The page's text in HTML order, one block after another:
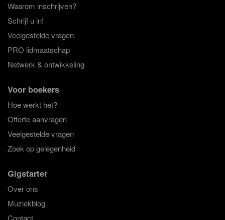
Waarom inschrijven?
Schrijf u in!
Veelgestelde vragen
PRO lidmaatschap
Netwerk & ontwikkeling
Voor boekers
Hoe werkt het?
Offerte aanvragen
Veelgestelde vragen
Zoek op gelegenheid
Gigstarter
Over ons
Muziekblog
Contact